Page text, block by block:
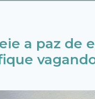
a paz de